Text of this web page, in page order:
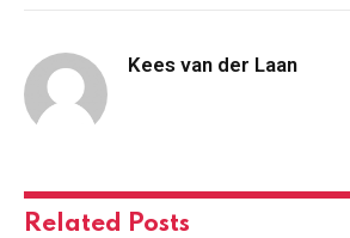
Kees van der Laan
Related Posts